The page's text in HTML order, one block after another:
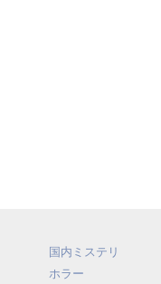
国内ミステリ
ホラー